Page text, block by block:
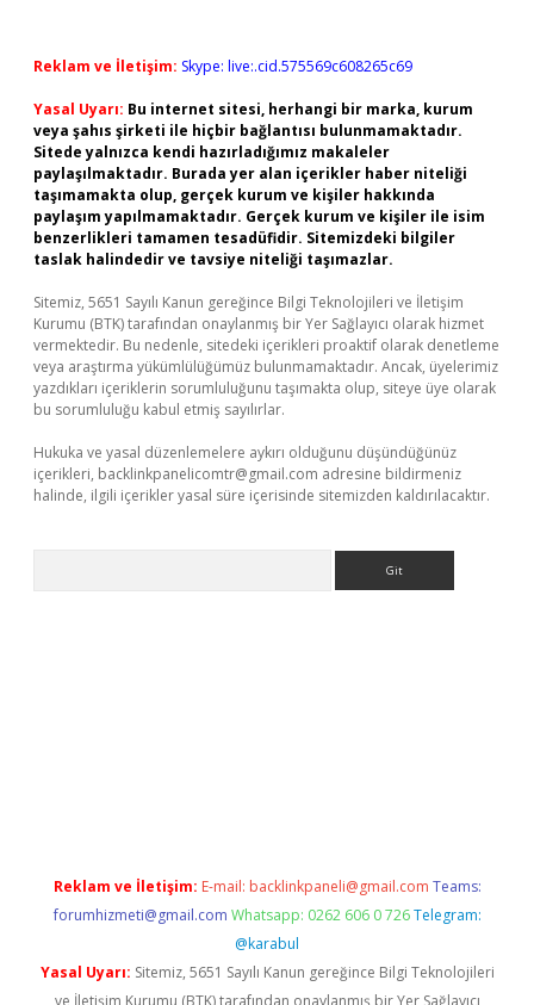
Reklam ve İletişim: Skype: live:.cid.575569c608265c69
Yasal Uyarı: Bu internet sitesi, herhangi bir marka, kurum
veya şahıs şirketi ile hiçbir bağlantısı bulunmamaktadır.
Sitede yalnızca kendi hazırladığımız makaleler
paylaşılmaktadır. Burada yer alan içerikler haber niteliği
taşımamakta olup, gerçek kurum ve kişiler hakkında
paylaşım yapılmamaktadır. Gerçek kurum ve kişiler ile isim
benzerlikleri tamamen tesadüfidir. Sitemizdeki bilgiler
taslak halindedir ve tavsiye niteliği taşımazlar.
Sitemiz, 5651 Sayılı Kanun gereğince Bilgi Teknolojileri ve İletişim
Kurumu (BTK) tarafından onaylanmış bir Yer Sağlayıcı olarak hizmet
vermektedir. Bu nedenle, sitedeki içerikleri proaktif olarak denetleme
veya araştırma yükümlülüğümüz bulunmamaktadır. Ancak, üyelerimiz
yazdıkları içeriklerin sorumluluğunu taşımakta olup, siteye üye olarak
bu sorumluluğu kabul etmiş sayılırlar.
Hukuka ve yasal düzenlemelere aykırı olduğunu düşündüğünüz
içerikleri, backlinkpanelicomtr@gmail.com adresine bildirmeniz
halinde, ilgili içerikler yasal süre içerisinde sitemizden kaldırılacaktır.
Reklam ve İletişim: E-mail: backlinkpaneli@gmail.com Teams:
forumhizmeti@gmail.com Whatsapp: 0262 606 0 726 Telegram:
@karabul
Yasal Uyarı: Sitemiz, 5651 Sayılı Kanun gereğince Bilgi Teknolojileri
ve İletişim Kurumu (BTK) tarafından onaylanmış bir Yer Sağlayıcı